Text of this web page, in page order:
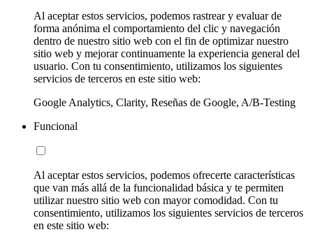
Al aceptar estos servicios, podemos rastrear y evaluar de
forma anónima el comportamiento del clic y navegación
dentro de nuestro sitio web con el fin de optimizar nuestro
sitio web y mejorar continuamente la experiencia general del
usuario. Con tu consentimiento, utilizamos los siguientes
servicios de terceros en este sitio web:
Google Analytics, Clarity, Reseñas de Google, A/B-Testing
Funcional
Al aceptar estos servicios, podemos ofrecerte características
que van más allá de la funcionalidad básica y te permiten
utilizar nuestro sitio web con mayor comodidad. Con tu
consentimiento, utilizamos los siguientes servicios de terceros
en este sitio web: